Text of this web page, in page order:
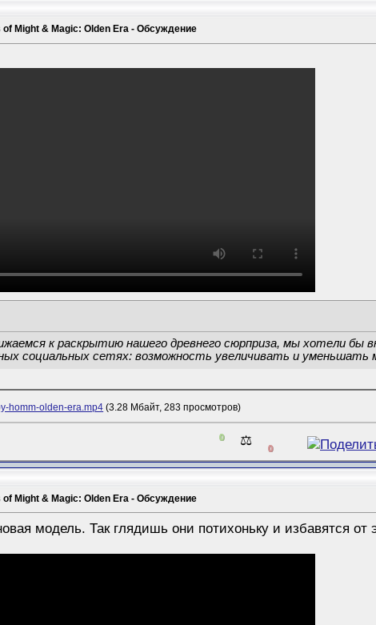
of Might & Magic: Olden Era - Обсуждение
к раскрытию нашего древнего сюрприза, мы хотели
социальных сетях: возможность увеличивать и уменьшать
homm-olden-era.mp4 (3.28 Мбайт, 283 просмотров)
0 ⚖️ 0
of Might & Magic: Olden Era - Обсуждение
модель. Так глядишь они потихоньку и избавятся от